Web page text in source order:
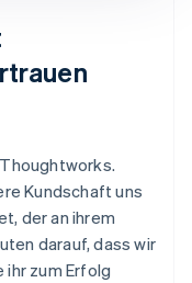
Kundschaft uns
der an ihrem
darauf, dass wir
zum Erfolg